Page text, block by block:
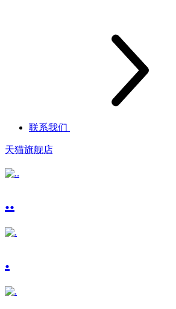
联系我们
天猫旗舰店
..
.